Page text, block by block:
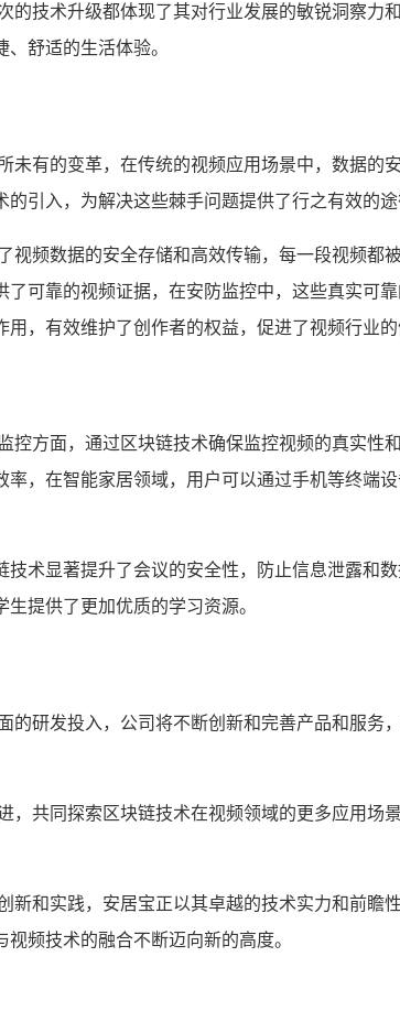
技术升级都体现了其对行业发展的敏锐洞察力
舒适的生活体验。
有的变革，在传统的视频应用场景中，数据的
引入，为解决这些棘手问题提供了行之有效的途
频数据的安全存储和高效传输，每一段视频都
可靠的视频证据，在安防监控中，这些真实可
，有效维护了创作者的权益，促进了视频行业的
方面，通过区块链技术确保监控视频的真实性
，在智能家居领域，用户可以通过手机等终端
术显著提升了会议的安全性，防止信息泄露和
提供了更加优质的学习资源。
研发投入，公司将不断创新和完善产品和服务
共同探索区块链技术在视频领域的更多应用场
和实践，安居宝正以其卓越的技术实力和前瞻
频技术的融合不断迈向新的高度。